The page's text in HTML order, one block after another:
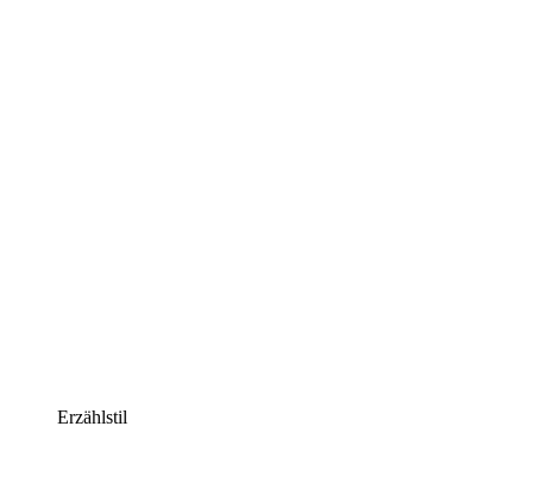
Erzählstil